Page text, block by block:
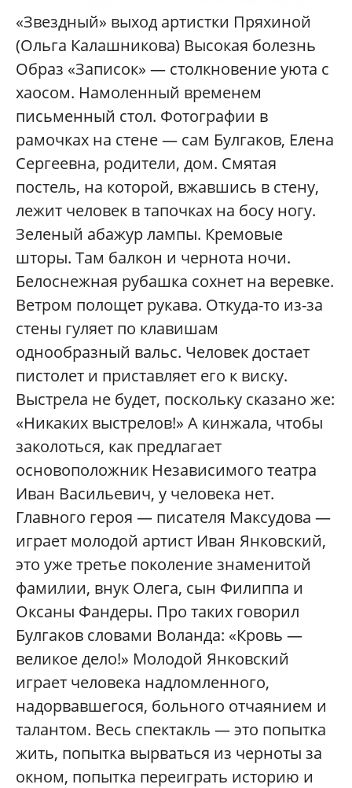
«Звездный» выход артистки Пряхиной
(Ольга Калашникова) Высокая болезнь
Образ «Записок» — столкновение уюта с
хаосом. Намоленный временем
письменный стол. Фотографии в
рамочках на стене — сам Булгаков, Елена
Сергеевна, родители, дом. Смятая
постель, на которой, вжавшись в стену,
лежит человек в тапочках на босу ногу.
Зеленый абажур лампы. Кремовые
шторы. Там балкон и чернота ночи.
Белоснежная рубашка сохнет на веревке.
Ветром полощет рукава. Откуда-то из-за
стены гуляет по клавишам
однообразный вальс. Человек достает
пистолет и приставляет его к виску.
Выстрела не будет, поскольку сказано же:
«Никаких выстрелов!» А кинжала, чтобы
заколоться, как предлагает
основоположник Независимого театра
Иван Васильевич, у человека нет.
Главного героя — писателя Максудова —
играет молодой артист Иван Янковский,
это уже третье поколение знаменитой
фамилии, внук Олега, сын Филиппа и
Оксаны Фандеры. Про таких говорил
Булгаков словами Воланда: «Кровь —
великое дело!» Молодой Янковский
играет человека надломленного,
надорвавшегося, больного отчаянием и
талантом. Весь спектакль — это попытка
жить, попытка вырваться из черноты за
окном, попытка переиграть историю и